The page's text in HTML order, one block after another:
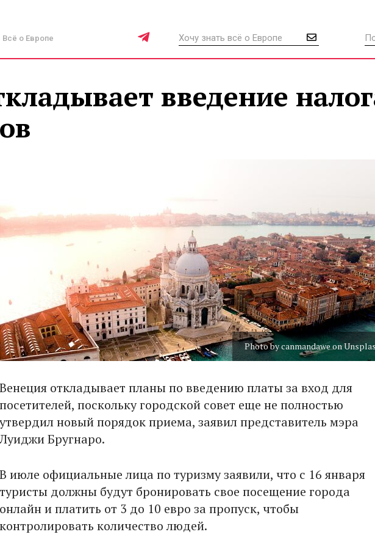
Всё о Европе
введение
Photo by canmandawe on
Венеция откладывает планы по введению платы за вход для
посетителей, поскольку городской совет еще не полностью
утвердил новый порядок приема, заявил представитель мэра
Луиджи Бругнаро.
В июле официальные лица по туризму заявили, что с 16 января
туристы должны будут бронировать свое посещение города
онлайн и платить от 3 до 10 евро за пропуск, чтобы
контролировать количество людей.